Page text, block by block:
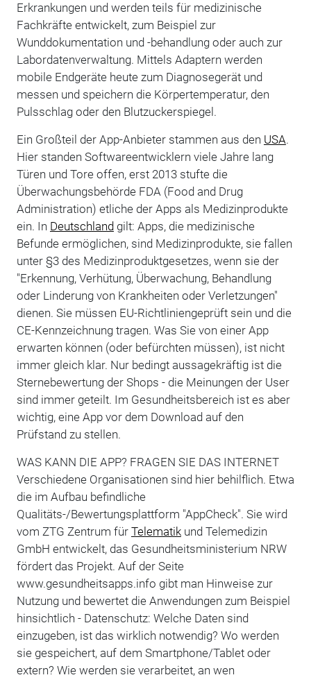
Erkrankungen und werden teils für medizinische
Fachkräfte entwickelt, zum Beispiel zur
Wunddokumentation und -behandlung oder auch zur
Labordatenverwaltung. Mittels Adaptern werden
mobile Endgeräte heute zum Diagnosegerät und
messen und speichern die Körpertemperatur, den
Pulsschlag oder den Blutzuckerspiegel.
Ein Großteil der App-Anbieter stammen aus den USA.
Hier standen Softwareentwicklern viele Jahre lang
Türen und Tore offen, erst 2013 stufte die
Überwachungsbehörde FDA (Food and Drug
Administration) etliche der Apps als Medizinprodukte
ein. In Deutschland gilt: Apps, die medizinische
Befunde ermöglichen, sind Medizinprodukte, sie fallen
unter §3 des Medizinproduktgesetzes, wenn sie der
"Erkennung, Verhütung, Überwachung, Behandlung
oder Linderung von Krankheiten oder Verletzungen"
dienen. Sie müssen EU-Richtliniengeprüft sein und die
CE-Kennzeichnung tragen. Was Sie von einer App
erwarten können (oder befürchten müssen), ist nicht
immer gleich klar. Nur bedingt aussagekräftig ist die
Sternebewertung der Shops - die Meinungen der User
sind immer geteilt. Im Gesundheitsbereich ist es aber
wichtig, eine App vor dem Download auf den
Prüfstand zu stellen.
WAS KANN DIE APP? FRAGEN SIE DAS INTERNET
Verschiedene Organisationen sind hier behilflich. Etwa
die im Aufbau befindliche
Qualitäts-/Bewertungsplattform "AppCheck". Sie wird
vom ZTG Zentrum für Telematikund Telemedizin
GmbH entwickelt, das Gesundheitsministerium NRW
fördert das Projekt. Auf der Seite
www.gesundheitsapps.info gibt man Hinweise zur
Nutzung und bewertet die Anwendungen zum Beispiel
hinsichtlich - Datenschutz: Welche Daten sind
einzugeben, ist das wirklich notwendig? Wo werden
sie gespeichert, auf dem Smartphone/Tablet oder
extern? Wie werden sie verarbeitet, an wen